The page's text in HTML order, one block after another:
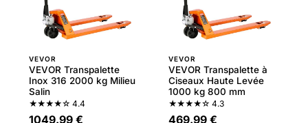
VEVOR
VEVOR Transpalette
Inox 316 2000 kg Milieu
Salin
★★★★☆ 4.4
1049.99 €
VEVOR
VEVOR Transpalette à
Ciseaux Haute Levée
1000 kg 800 mm
★★★★☆ 4.3
469.99 €